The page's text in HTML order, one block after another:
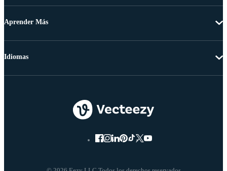
Aprender Más
Idiomas